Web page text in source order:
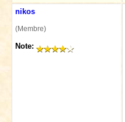
nikos
(Membre)
Note: